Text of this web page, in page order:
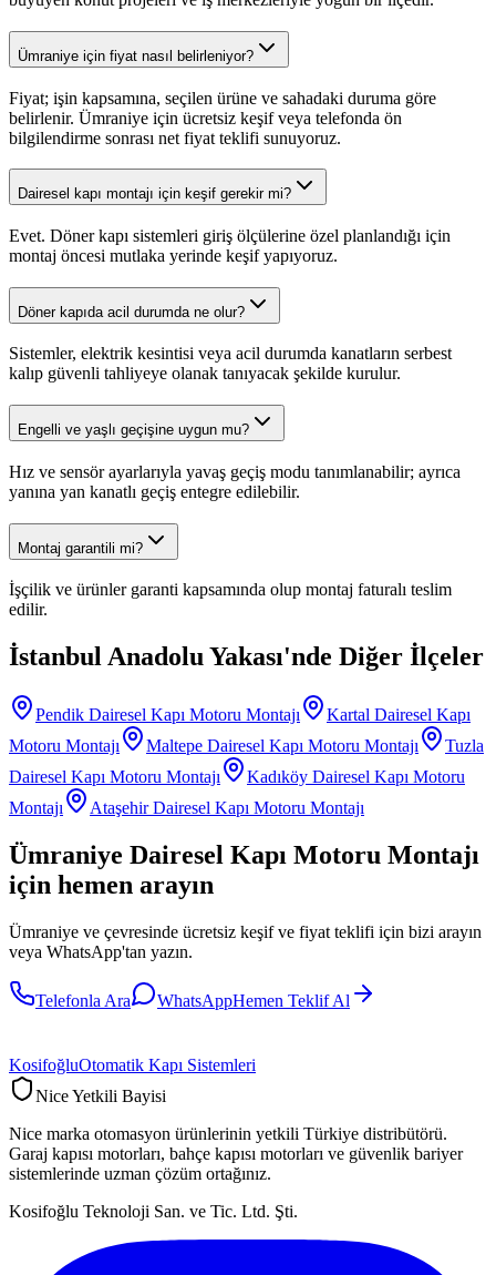
Ümraniye için fiyat nasıl belirleniyor?
Fiyat; işin kapsamına, seçilen ürüne ve sahadaki duruma göre
belirlenir. Ümraniye için ücretsiz keşif veya telefonda ön
bilgilendirme sonrası net fiyat teklifi sunuyoruz.
Dairesel kapı montajı için keşif gerekir mi?
Evet. Döner kapı sistemleri giriş ölçülerine özel planlandığı için
montaj öncesi mutlaka yerinde keşif yapıyoruz.
Döner kapıda acil durumda ne olur?
Sistemler, elektrik kesintisi veya acil durumda kanatların serbest
kalıp güvenli tahliyeye olanak tanıyacak şekilde kurulur.
Engelli ve yaşlı geçişine uygun mu?
Hız ve sensör ayarlarıyla yavaş geçiş modu tanımlanabilir; ayrıca
yanına yan kanatlı geçiş entegre edilebilir.
Montaj garantili mi?
İşçilik ve ürünler garanti kapsamında olup montaj faturalı teslim
edilir.
İstanbul Anadolu Yakası'nde Diğer İlçeler
Pendik Dairesel Kapı Motoru Montajı Kartal Dairesel Kapı
Motoru Montajı
Maltepe Dairesel Kapı Motoru Montajı
Tuzla
Dairesel Kapı Motoru Montajı
Kadıköy Dairesel Kapı Motoru
Montajı
Ataşehir Dairesel Kapı Motoru Montajı
Ümraniye Dairesel Kapı Motoru Montajı
için hemen arayın
Ümraniye ve çevresinde ücretsiz keşif ve fiyat teklifi için bizi arayın
veya WhatsApp'tan yazın.
Telefonla Ara WhatsAppHemen Teklif Al
KosifoğluOtomatik Kapı Sistemleri
Nice Yetkili Bayisi
Nice marka otomasyon ürünlerinin yetkili Türkiye distribütörü.
Garaj kapısı motorları, bahçe kapısı motorları ve güvenlik bariyer
sistemlerinde uzman çözüm ortağınız.
Kosifoğlu Teknoloji San. ve Tic. Ltd. Şti.